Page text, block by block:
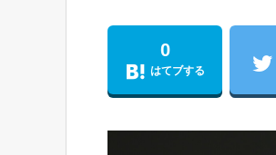
0
はてブする